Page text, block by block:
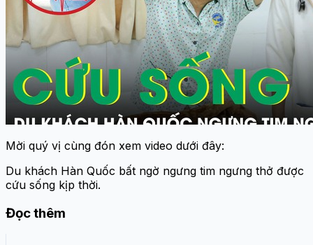
Mời quý vị cùng đón xem video dưới đây:
Du khách Hàn Quốc bất ngờ ngưng tim ngưng thở được
cứu sống kịp thời.
Đọc thêm